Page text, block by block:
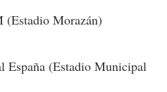
(Estadio Morazán)
España (Estadio Municipal